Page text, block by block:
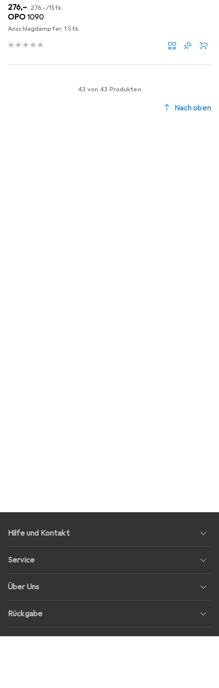
EUR
276,– EUR
276,–/1Stk.
OPO 1090
Anschlagdämpfer, 1 Stk.
43 von 43 Produkten
Nach oben
Hilfe und Kontakt
Service
Über Uns
Rückgabe